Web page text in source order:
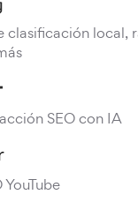
local,
SEO con IA